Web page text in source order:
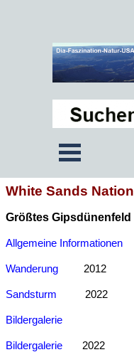
White Sands
Größtes
Allgemeine Informationen
Wanderung 2012
Sandsturm 2022
Bildergalerie
Bildergalerie 2022